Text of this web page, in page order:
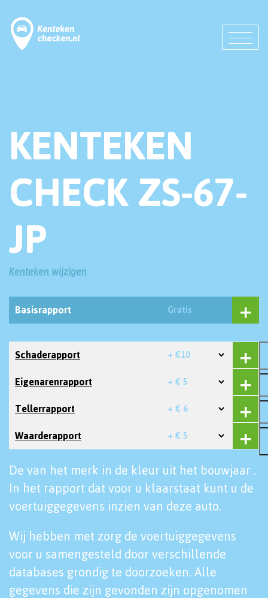
KENTEKEN
CHECK ZS-67-
JP
Kenteken wijzigen
Basisrapport Gratis
Schaderapport + €10
Eigenarenrapport + € 5
Tellerrapport + € 6
Waarderapport + € 5
De van het merk in de kleur uit het bouwjaar .
In het rapport dat voor u klaarstaat kunt u de
voertuiggegevens inzien van deze auto.
Wij hebben met zorg de voertuiggegevens
voor u samengesteld door verschillende
databases grondig te doorzoeken. Alle
gegevens die zijn gevonden zijn opgenomen